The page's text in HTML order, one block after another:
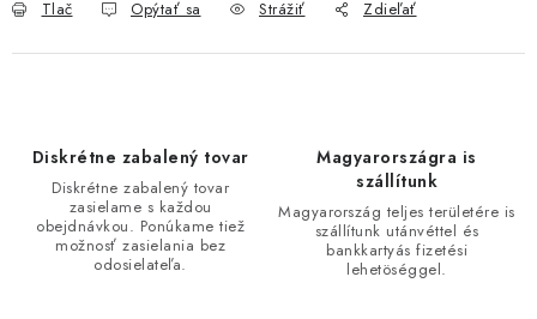
Tlač Opýtať sa Strážiť Zdieľať
Diskrétne zabalený tovar
Diskrétne zabalený tovar
zasielame s každou
obejdnávkou. Ponúkame tiež
možnosť zasielania bez
odosielateľa.
Magyarországra is
szállítunk
Magyarország teljes területére is
szállítunk utánvéttel és
bankkartyás fizetési
lehetöséggel.